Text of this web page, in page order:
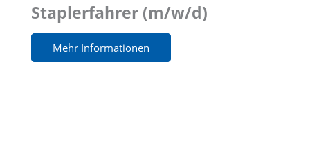
Staplerfahrer (m/w/d)
Mehr Informationen